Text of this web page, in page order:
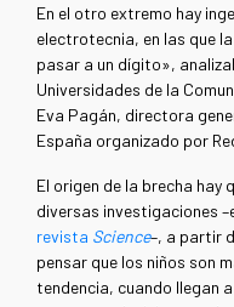
En el otro extremo hay
electrotecnia, en las que
pasar a un dígito»,
Universidades de la
Eva Pagán, directora
España organizado por
El origen de la brecha hay
diversas investigaciones
revista Science–, a partir
pensar que los niños son
tendencia, cuando llegan